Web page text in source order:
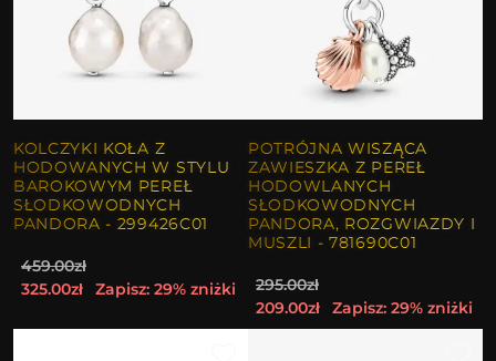
KOLCZYKI KOŁA Z
HODOWANYCH W STYLU
BAROKOWYM PEREŁ
SŁODKOWODNYCH
PANDORA - 299426C01
459.00zł
325.00zł
Zapisz: 29% zniżki
POTRÓJNA WISZĄCA
ZAWIESZKA Z PEREŁ
HODOWLANYCH
SŁODKOWODNYCH
PANDORA, ROZGWIAZDY I
MUSZLI - 781690C01
295.00zł
209.00zł
Zapisz: 29% zniżki